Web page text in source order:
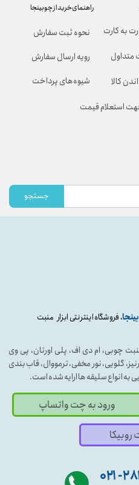
، فروشگاه اینترنتی ابزار منبت
منبت چوبی، ام دی اف، پلی اورتان، پی وی
گلویی، نور مخفی، ترمووال، قاب بندی
به انواع سلیقه ها ارایه شده است.
ورود به چت واتساپ
راهنمای خرید از چوبینجا
نحوه ثبت سفارش
رویه ارسال سفارش
شیوه‌های پرداخت
به کارت
متداول
کالا
استعلام قیمت
جستجو